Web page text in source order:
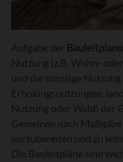
Aufgabe der
Nutzung (z.B. Wohn-
und die sonstige
Erholungsnutzungen,
Nutzung oder Wald) der
Gemeinde nach
vorzubereiten und zu
Die Bauleitpläne sind